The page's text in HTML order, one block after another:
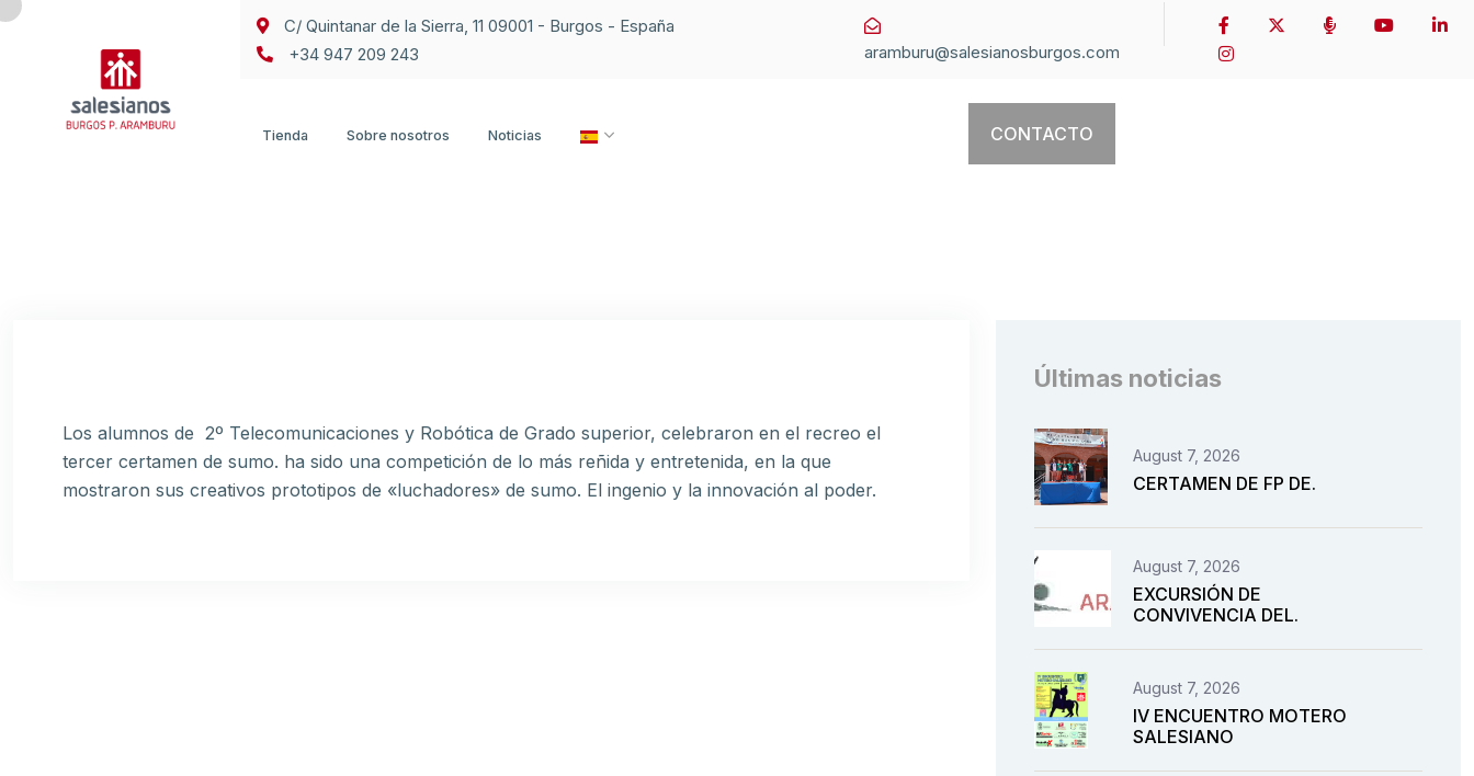
C/ Quintanar de la Sierra, 11 09001 - Burgos - España
+34 947 209 243
aramburu@salesianosburgos.com
Tienda Sobre nosotros Noticias CONTACTO
Los alumnos de 2º Telecomunicaciones y Robótica de Grado superior, celebraron en el recreo el
tercer certamen de sumo. ha sido una competición de lo más reñida y entretenida, en la que
mostraron sus creativos prototipos de «luchadores» de sumo. El ingenio y la innovación al poder.
Últimas noticias
August 7, 2026
CERTAMEN DE FP DE.
August 7, 2026
EXCURSIÓN DE
CONVIVENCIA DEL.
August 7, 2026
IV ENCUENTRO MOTERO
SALESIANO